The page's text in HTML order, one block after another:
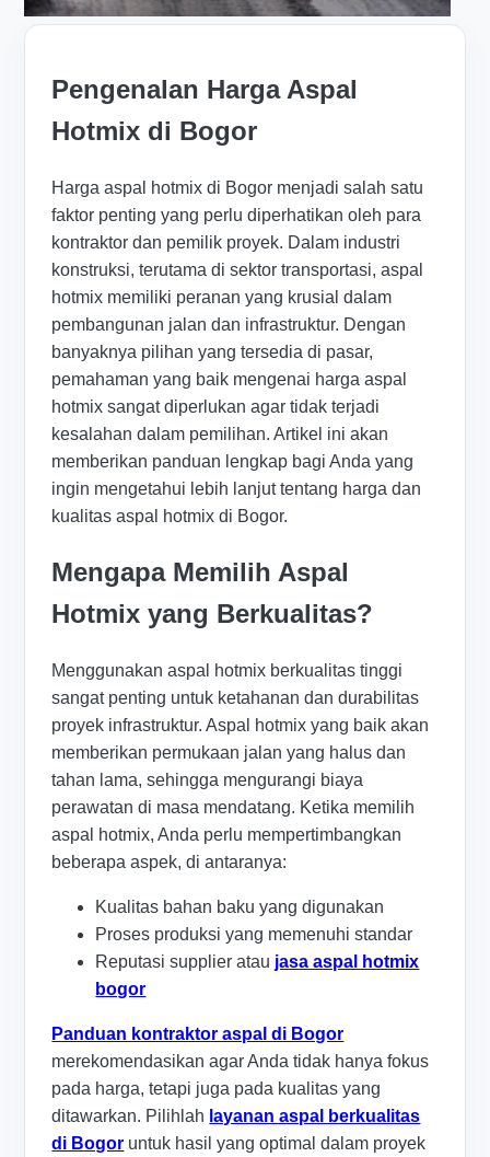
Pengenalan Harga Aspal
Hotmix di Bogor
Harga aspal hotmix di Bogor menjadi salah satu
faktor penting yang perlu diperhatikan oleh para
kontraktor dan pemilik proyek. Dalam industri
konstruksi, terutama di sektor transportasi, aspal
hotmix memiliki peranan yang krusial dalam
pembangunan jalan dan infrastruktur. Dengan
banyaknya pilihan yang tersedia di pasar,
pemahaman yang baik mengenai harga aspal
hotmix sangat diperlukan agar tidak terjadi
kesalahan dalam pemilihan. Artikel ini akan
memberikan panduan lengkap bagi Anda yang
ingin mengetahui lebih lanjut tentang harga dan
kualitas aspal hotmix di Bogor.
Mengapa Memilih Aspal
Hotmix yang Berkualitas?
Menggunakan aspal hotmix berkualitas tinggi
sangat penting untuk ketahanan dan durabilitas
proyek infrastruktur. Aspal hotmix yang baik akan
memberikan permukaan jalan yang halus dan
tahan lama, sehingga mengurangi biaya
perawatan di masa mendatang. Ketika memilih
aspal hotmix, Anda perlu mempertimbangkan
beberapa aspek, di antaranya:
Kualitas bahan baku yang digunakan
Proses produksi yang memenuhi standar
Reputasi supplier atau jasa aspal hotmix
bogor
Panduan kontraktor aspal di Bogor
merekomendasikan agar Anda tidak hanya fokus
pada harga, tetapi juga pada kualitas yang
ditawarkan. Pilihlah layanan aspal berkualitas
di Bogor untuk hasil yang optimal dalam proyek